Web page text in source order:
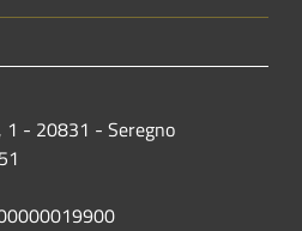
1 - 20831 - Seregno